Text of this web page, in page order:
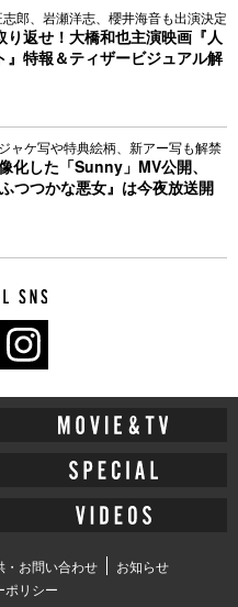
郎、岩瀬洋志、櫻井海音も出演決定
り返せ！大橋和也主演映画『人
』特報＆ティザービジュアル解
ャケ写や特典絵柄、新アー写も解禁
化した「Sunny」MV公開、
つつかな悪女』は今夜放送開
・お問い合わせ
お知らせ
ポリシー